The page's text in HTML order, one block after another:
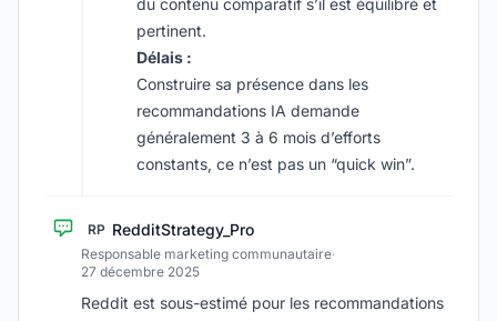
du contenu comparatif s’il est équilibré et
pertinent.
Délais :
Construire sa présence dans les
recommandations IA demande
généralement 3 à 6 mois d’efforts
constants, ce n’est pas un “quick win”.
RP RedditStrategy_Pro
Responsable marketing communautaire·
27 décembre 2025
Reddit est sous-estimé pour les recommandations